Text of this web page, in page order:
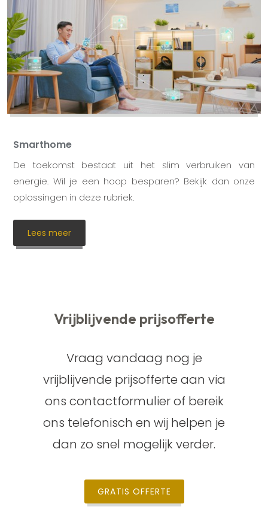
Smarthome
De toekomst bestaat uit het slim verbruiken van
energie. Wil je een hoop besparen? Bekijk dan onze
oplossingen in deze rubriek.
Lees meer
Vrijblijvende prijsofferte
Vraag vandaag nog je
vrijblijvende prijsofferte aan via
ons contactformulier of bereik
ons telefonisch en wij helpen je
dan zo snel mogelijk verder.
GRATIS OFFERTE